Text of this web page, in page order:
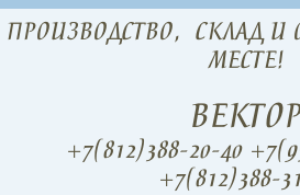
ПРОИЗВОДСТВО, СКЛАД И
МЕСТЕ!
+7(812)388-20-40
+7(812)388-